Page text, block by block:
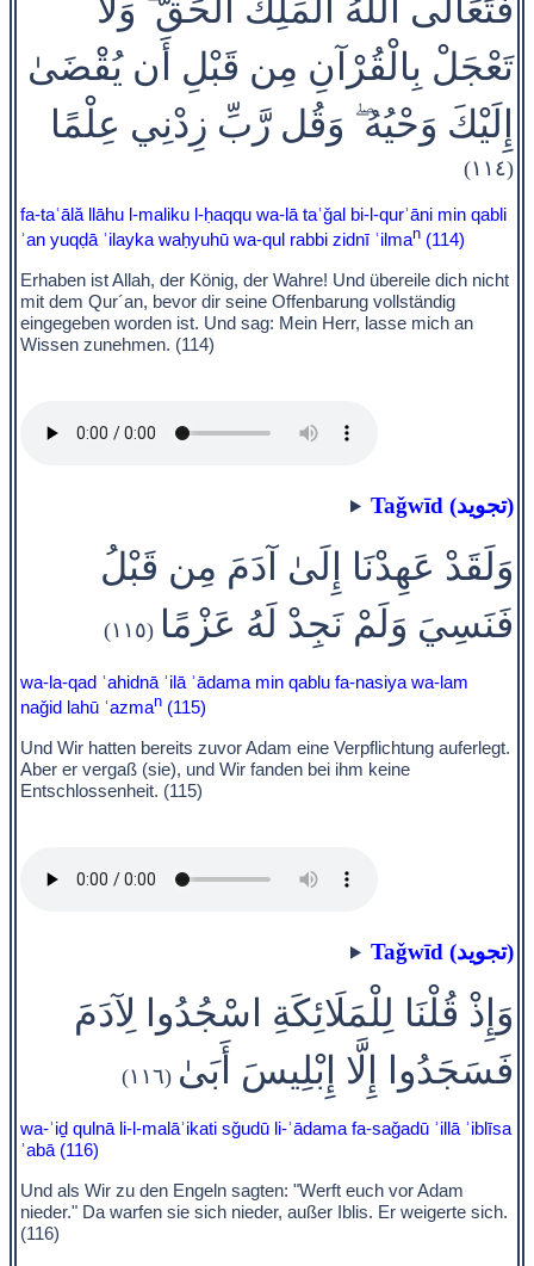
فَتَعَالَى اللَّهُ الْمَلِكُ الْحَقُّ ۗ وَلَا
تَعْجَلْ بِالْقُرْآنِ مِن قَبْلِ أَن يُقْضَىٰ
إِلَيْكَ وَحْيُهُ ۖ وَقُل رَّبِّ زِدْنِي عِلْمًا
(١١٤)
fa-taʿālă llāhu l-maliku l-ḥaqqu wa-lā taʿǧal bi-l-qurʾāni min qabli
ʾan yuqḍā ʾilayka waḥyuhū wa-qul rabbi zidnī ʿilman (114)
Erhaben ist Allah, der König, der Wahre! Und übereile dich nicht
mit dem Qur´an, bevor dir seine Offenbarung vollständig
eingegeben worden ist. Und sag: Mein Herr, lasse mich an
Wissen zunehmen. (114)
Taǧwīd (تجويد)
وَلَقَدْ عَهِدْنَا إِلَىٰ آدَمَ مِن قَبْلُ
فَنَسِيَ وَلَمْ نَجِدْ لَهُ عَزْمًا (١١٥)
wa-la-qad ʿahidnā ʾilā ʾādama min qablu fa-nasiya wa-lam
naǧid lahū ʿazman (115)
Und Wir hatten bereits zuvor Adam eine Verpflichtung auferlegt.
Aber er vergaß (sie), und Wir fanden bei ihm keine
Entschlossenheit. (115)
Taǧwīd (تجويد)
وَإِذْ قُلْنَا لِلْمَلَائِكَةِ اسْجُدُوا لِآدَمَ
فَسَجَدُوا إِلَّا إِبْلِيسَ أَبَىٰ (١١٦)
wa-ʾiḏ qulnā li-l-malāʾikati sǧudū li-ʾādama fa-saǧadū ʾillā ʾiblīsa
ʾabā (116)
Und als Wir zu den Engeln sagten: "Werft euch vor Adam
nieder." Da warfen sie sich nieder, außer Iblis. Er weigerte sich.
(116)